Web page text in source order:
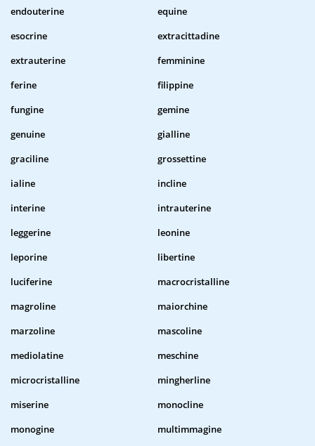
endouterine
equine
esocrine
extracittadine
extrauterine
femminine
ferine
filippine
fungine
gemine
genuine
gialline
graciline
grossettine
ialine
incline
interine
intrauterine
leggerine
leonine
leporine
libertine
luciferine
macrocristalline
magroline
maiorchine
marzoline
mascoline
mediolatine
meschine
microcristalline
mingherline
miserine
monocline
monogine
multimmagine